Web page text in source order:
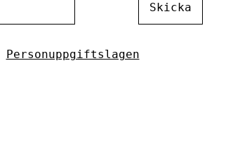
Personuppgiftslagen
Skicka